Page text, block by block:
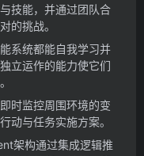
技能，并通过团队合
的挑战。
系统都能自我学习并
立运作的能力使它们
时监控周围环境的变
动与任务实施方案。
架构通过集成逻辑推